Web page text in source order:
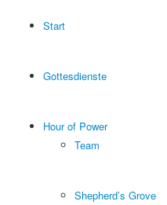
Start
Gottesdienste
Hour of Power
Team
Shepherd’s Grove